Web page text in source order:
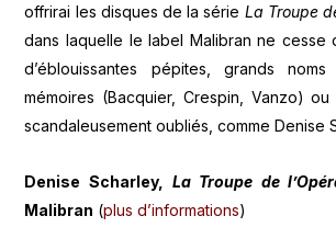
offrirai les disques de la série La Troupe
dans laquelle le label Malibran ne cesse
d’éblouissantes pépites, grands
mémoires (Bacquier, Crespin, Vanzo) ou
scandaleusement oubliés, comme Denise
Denise Scharley, La Troupe de
Malibran (plus d’informations)